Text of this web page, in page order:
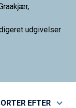
udgivelser
EFTER